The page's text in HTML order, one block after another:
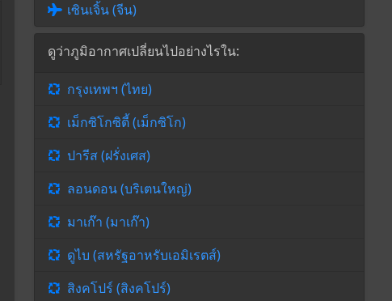
เซินเจิ้น (จีน)
ดูว่าภูมิอากาศเปลี่ยนไปอย่างไรใน:
กรุงเทพฯ (ไทย)
เม็กซิโกซิตี้ (เม็กซิโก)
ปารีส (ฝรั่งเศส)
ลอนดอน (บริเตนใหญ่)
มาเก๊า (มาเก๊า)
ดูไบ (สหรัฐอาหรับเอมิเรตส์)
สิงคโปร์ (สิงคโปร์)